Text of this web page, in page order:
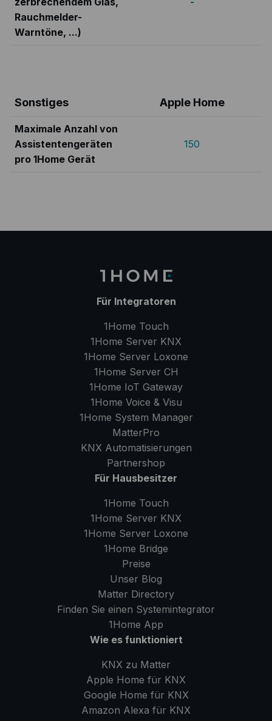
Rauchmelder-
Warntöne, ...)
Sonstiges Apple Home
Maximale Anzahl von
Assistentengeräten
pro 1Home Gerät
150
Für Integratoren
1Home Touch
1Home Server KNX
1Home Server Loxone
1Home Server CH
1Home IoT Gateway
1Home Voice & Visu
1Home System Manager
MatterPro
KNX Automatisierungen
Partnershop
Für Hausbesitzer
1Home Touch
1Home Server KNX
1Home Server Loxone
1Home Bridge
Preise
Unser Blog
Matter Directory
Finden Sie einen Systemintegrator
1Home App
Wie es funktioniert
KNX zu Matter
Apple Home für KNX
Google Home für KNX
Amazon Alexa für KNX